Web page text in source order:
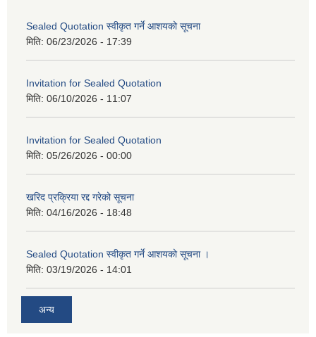
Sealed Quotation स्वीकृत गर्ने आशयको सूचना
मिति: 06/23/2026 - 17:39
Invitation for Sealed Quotation
मिति: 06/10/2026 - 11:07
Invitation for Sealed Quotation
मिति: 05/26/2026 - 00:00
खरिद प्रक्रिया रद्द गरेको सूचना
मिति: 04/16/2026 - 18:48
Sealed Quotation स्वीकृत गर्ने आशयको सूचना ।
मिति: 03/19/2026 - 14:01
अन्य